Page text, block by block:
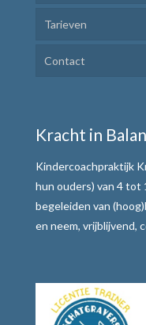
Ik Leer Leren
Plannen en
Weerbaar
Werkwijze
Alle teksten de
Tarieven
Contact
Kracht in
Kindercoachpraktijk
hun ouders) van 4 tot
begeleiden van
en neem, vrijblijvend,